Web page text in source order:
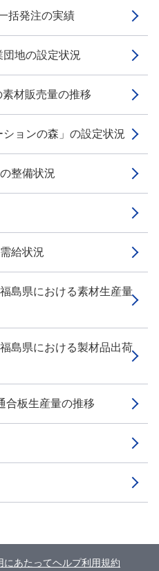
括発注の実績
地の設定状況
材販売量の推移
ョンの森」の設定状況
整備状況
給状況
島県における素材生産量
島県における製材品出荷
合板生産量の推移
にあたってヘルプ利用規約